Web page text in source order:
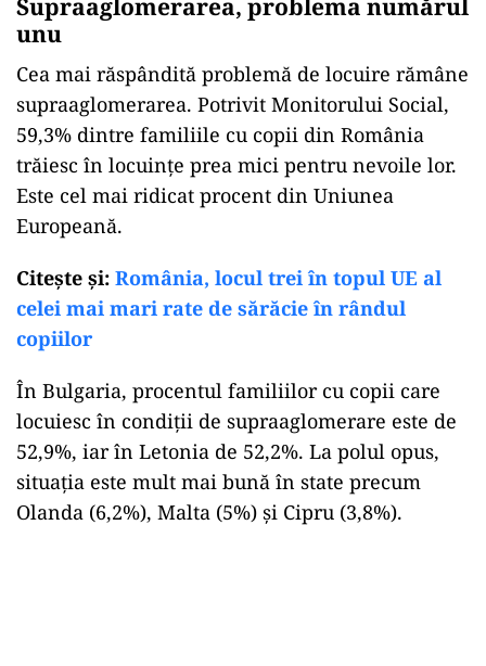
Supraaglomerarea, problema numărul
unu
Cea mai răspândită problemă de locuire rămâne
supraaglomerarea. Potrivit Monitorului Social,
59,3% dintre familiile cu copii din România
trăiesc în locuințe prea mici pentru nevoile lor.
Este cel mai ridicat procent din Uniunea
Europeană.
Citeşte şi: România, locul trei în topul UE al
celei mai mari rate de sărăcie în rândul
copiilor
În Bulgaria, procentul familiilor cu copii care
locuiesc în condiții de supraaglomerare este de
52,9%, iar în Letonia de 52,2%. La polul opus,
situația este mult mai bună în state precum
Olanda (6,2%), Malta (5%) și Cipru (3,8%).